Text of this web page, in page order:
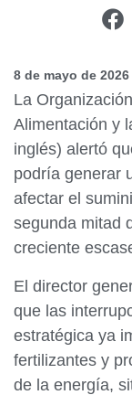
8 de mayo de 2026
La
Alimentación y
inglés) alertó
podría generar
afectar el
segunda mitad
creciente
El director
que las
estratégica ya
fertilizantes y
de la energía,